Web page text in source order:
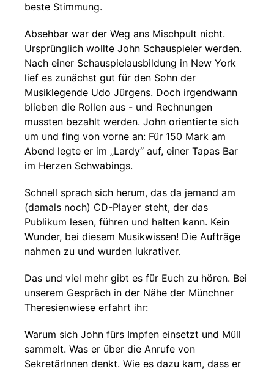
beste Stimmung.
Absehbar war der Weg ans Mischpult nicht.
Ursprünglich wollte John Schauspieler werden.
Nach einer Schauspielausbildung in New York
lief es zunächst gut für den Sohn der
Musiklegende Udo Jürgens. Doch irgendwann
blieben die Rollen aus - und Rechnungen
mussten bezahlt werden. John orientierte sich
um und fing von vorne an: Für 150 Mark am
Abend legte er im „Lardy“ auf, einer Tapas Bar
im Herzen Schwabings.
Schnell sprach sich herum, das da jemand am
(damals noch) CD-Player steht, der das
Publikum lesen, führen und halten kann. Kein
Wunder, bei diesem Musikwissen! Die Aufträge
nahmen zu und wurden lukrativer.
Das und viel mehr gibt es für Euch zu hören. Bei
unserem Gespräch in der Nähe der Münchner
Theresienwiese erfahrt ihr:
Warum sich John fürs Impfen einsetzt und Müll
sammelt. Was er über die Anrufe von
SekretärInnen denkt. Wie es dazu kam, dass er